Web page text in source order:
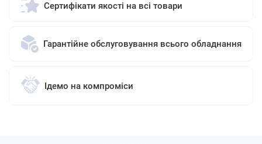
Сертифікати якості на всі товари
Гарантійне обслуговування всього обладнання
Ідемо на компроміси